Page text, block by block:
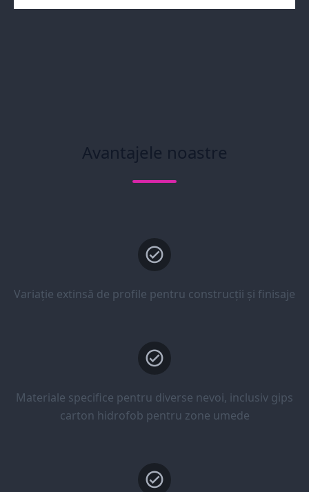
Avantajele noastre
Variație extinsă de profile pentru construcții și finisaje
Materiale specifice pentru diverse nevoi, inclusiv gips
carton hidrofob pentru zone umede